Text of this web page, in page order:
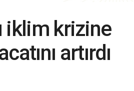
iklim krizine
artırdı